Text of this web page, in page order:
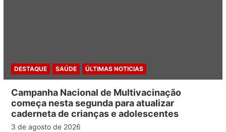
DESTAQUE SAÚDE ÚLTIMAS NOTICIAS
Campanha Nacional de Multivacinação
começa nesta segunda para atualizar
caderneta de crianças e adolescentes
3 de agosto de 2026